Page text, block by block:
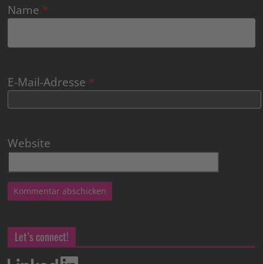
Name *
E-Mail-Adresse *
Website
Let’s connect!